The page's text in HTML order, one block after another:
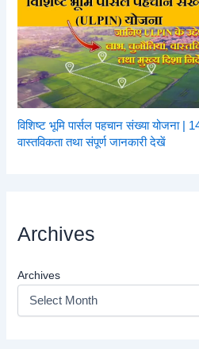
विशिष्ट भूमि पार्सल पहचान संख्या योजना
वास्तविकता तथा संपूर्ण जानकारी देखें
Archives
Archives